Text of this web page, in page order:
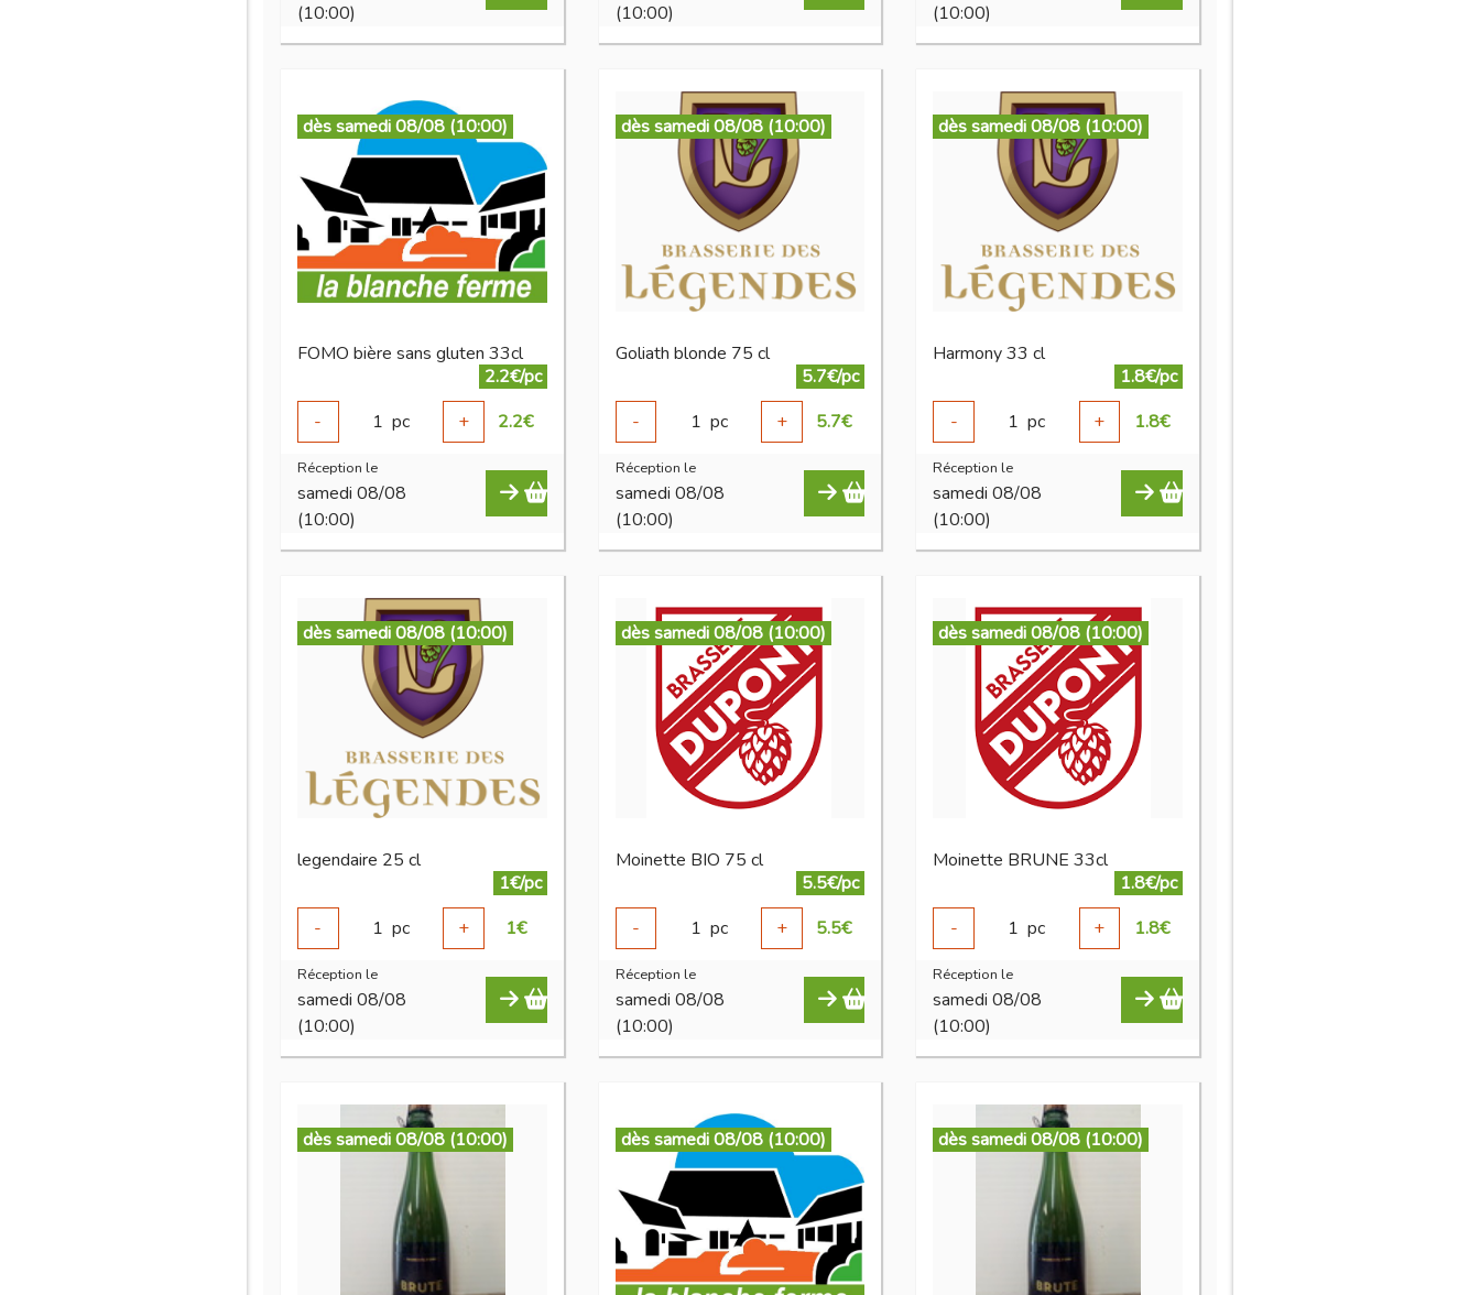
(10:00)
(10:00)
(10:00)
dès samedi 08/08 (10:00)
FOMO bière sans gluten 33cl
2.2€/pc
-
1 pc + 2.2€
Réception le
samedi 08/08
(10:00)
dès samedi 08/08 (10:00)
Goliath blonde 75 cl
5.7€/pc
-
1 pc + 5.7€
Réception le
samedi 08/08
(10:00)
dès samedi 08/08 (10:00)
Harmony 33 cl
1.8€/pc
-
1 pc + 1.8€
Réception le
samedi 08/08
(10:00)
dès samedi 08/08 (10:00)
legendaire 25 cl
1€/pc
-
1 pc + 1€
Réception le
samedi 08/08
(10:00)
dès samedi 08/08 (10:00)
Moinette BIO 75 cl
5.5€/pc
-
1 pc + 5.5€
Réception le
samedi 08/08
(10:00)
dès samedi 08/08 (10:00)
Moinette BRUNE 33cl
1.8€/pc
-
1 pc + 1.8€
Réception le
samedi 08/08
(10:00)
dès samedi 08/08 (10:00) dès samedi 08/08 (10:00) dès samedi 08/08 (10:00)